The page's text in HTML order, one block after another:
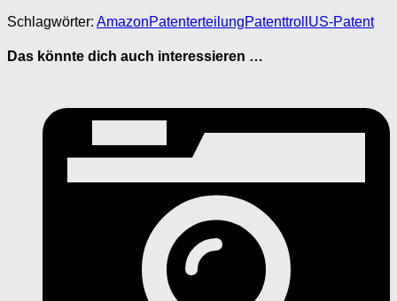
Schlagwörter: AmazonPatenterteilungPatenttroll US-Patent
Das könnte dich auch interessieren …